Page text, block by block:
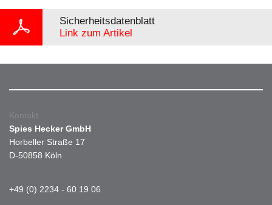
Sicherheitsdatenblatt
Link zum Artikel
Kontakt
Spies Hecker GmbH
Horbeller Straße 17
D-50858 Köln
+49 (0) 2234 - 60 19 06